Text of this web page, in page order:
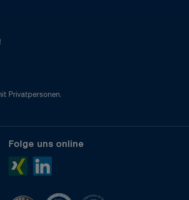
Privatpersonen.
Folge uns online
Xing>
TrustedShopsISO 9001 zertifiziert